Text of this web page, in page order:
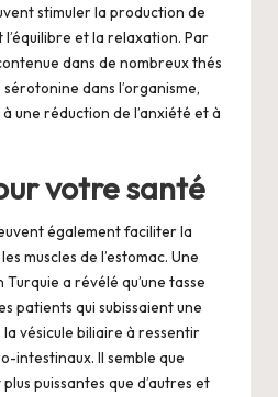
stimuler la production de
et la relaxation. Par
dans de nombreux thés
dans l’organisme,
une réduction de l’anxiété et à
votre santé
également faciliter la
muscles de l’estomac. Une
a révélé qu’une tasse
patients qui subissaient une
vésicule biliaire à ressentir
intestinaux. Il semble que
puissantes que d’autres et